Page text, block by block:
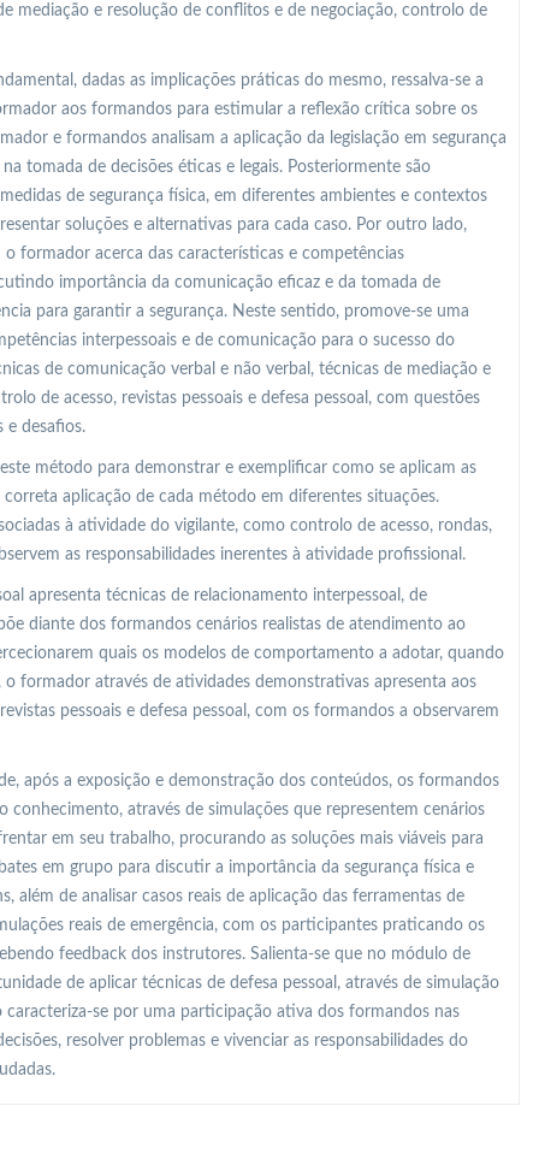
mediação e resolução de conflitos e de negociação, controlo de
dadas as implicações práticas do mesmo, ressalva-se a
aos formandos para estimular a reflexão crítica sobre os
e formandos analisam a aplicação da legislação em segurança
tomada de decisões éticas e legais. Posteriormente são
de segurança física, em diferentes ambientes e contextos
soluções e alternativas para cada caso. Por outro lado,
formador acerca das características e competências
importância da comunicação eficaz e da tomada de
para garantir a segurança. Neste sentido, promove-se uma
interpessoais e de comunicação para o sucesso do
de comunicação verbal e não verbal, técnicas de mediação e
de acesso, revistas pessoais e defesa pessoal, com questões
e desafios.
método para demonstrar e exemplificar como se aplicam as
aplicação de cada método em diferentes situações.
à atividade do vigilante, como controlo de acesso, rondas,
as responsabilidades inerentes à atividade profissional.
apresenta técnicas de relacionamento interpessoal, de
diante dos formandos cenários realistas de atendimento ao
quais os modelos de comportamento a adotar, quando
formador através de atividades demonstrativas apresenta aos
pessoais e defesa pessoal, com os formandos a observarem
após a exposição e demonstração dos conteúdos, os formandos
através de simulações que representem cenários
em seu trabalho, procurando as soluções mais viáveis para
em grupo para discutir a importância da segurança física e
além de analisar casos reais de aplicação das ferramentas de
reais de emergência, com os participantes praticando os
feedback dos instrutores. Salienta-se que no módulo de
de aplicar técnicas de defesa pessoal, através de simulação
caracteriza-se por uma participação ativa dos formandos nas
resolver problemas e vivenciar as responsabilidades do